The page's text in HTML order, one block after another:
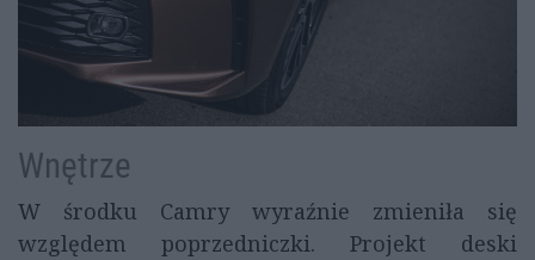
Wnętrze
W środku Camry wyraźnie zmieniła się
względem poprzedniczki. Projekt deski